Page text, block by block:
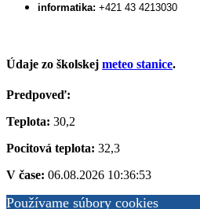
informatika: +421 43 4213030
Údaje zo školskej meteo stanice.
Predpoveď:
Teplota: 30,2
Pocitová teplota: 32,3
V čase: 06.08.2026 10:36:53
Používame súbory cookies